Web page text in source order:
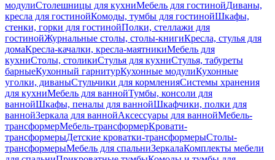
модулиСтолешницы для кухниМебель для гостинойДиваны,
кресла для гостинойКомоды, тумбы для гостинойШкафы,
стенки, горки для гостинойПолки, стеллажи для
гостинойЖурнальные столы, столы-книгиКресла, стулья для
домаКресла-качалки, кресла-маятникиМебель для
кухниСтолы, столикиСтулья для кухниСтулья, табуреты
барныеКухонный гарнитурКухонные модулиКухонные
уголки, диваныСтульчики для кормленияСистемы хранения
для кухниМебель для ваннойТумбы, консоли для
ваннойШкафы, пеналы для ваннойШкафчики, полки для
ваннойЗеркала для ваннойАксессуары для ваннойМебель-
трансформерМебель-трансформерКровати-
трансформерыДетские кроватки-трансформерыСтолы-
трансформерыМебель для спальниЗеркалаКомплекты мебели